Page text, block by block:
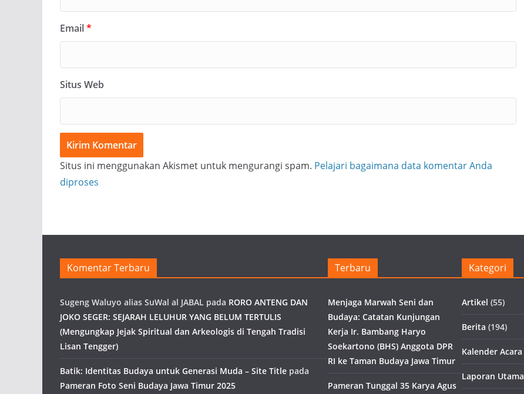
Email*
Situs Web
Situs ini menggunakan Akismet untuk mengurangi spam. Pelajari bagaimana data komentar Anda
diproses
Komentar Terbaru
Sugeng Waluyo alias SuWal al JABAL pada RORO ANTENG DAN
JOKO SEGER: SEJARAH LELUHUR YANG BELUM TERTULIS
(Mengungkap Jejak Spiritual dan Arkeologis di Tengah Tradisi
Lisan Tengger)
Batik: Identitas Budaya untuk Generasi Muda – Site Title pada
Pameran Foto Seni Budaya Jawa Timur 2025
Terbaru
Menjaga Marwah Seni dan
Budaya: Catatan Kunjungan
Kerja Ir. Bambang Haryo
Soekartono (BHS) Anggota DPR
RI ke Taman Budaya Jawa Timur
Pameran Tunggal 35 Karya Agus
Kategori
Artikel (55)
Berita (194)
Kalender Acara
Laporan Utama